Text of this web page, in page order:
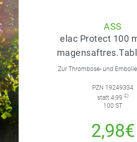
ASS
elac Protect 100
Zur Thrombose- und
PZN 19249334
statt 4,99 2)
100 ST
2,98€